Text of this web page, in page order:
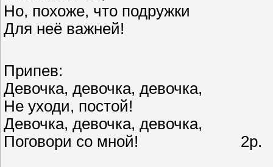
Но, похоже, что подружки
Для неё важней!
Припев:
Девочка, девочка, девочка,
Не уходи, постой!
Девочка, девочка, девочка,
Поговори со мной! 2р.